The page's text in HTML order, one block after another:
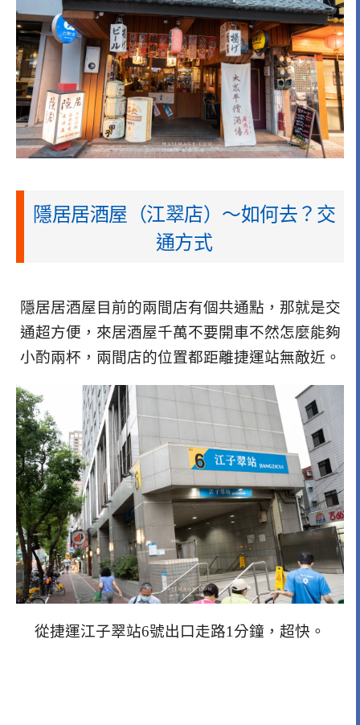
隱居居酒屋（江翠店）～如何去？交
通方式
隱居居酒屋目前的兩間店有個共通點，那就是交
通超方便，來居酒屋千萬不要開車不然怎麼能夠
小酌兩杯，兩間店的位置都距離捷運站無敵近。
從捷運江子翠站6號出口走路1分鐘，超快。